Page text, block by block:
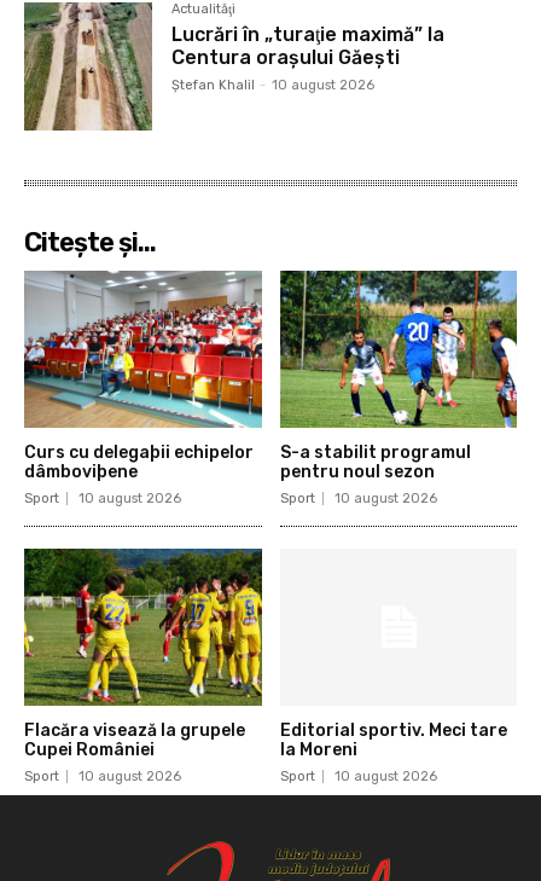
Actualităţi
Lucrări în „turaţie maximă” la
Centura oraşului Găeşti
Ştefan Khalil - 10 august 2026
Citeşte şi...
Curs cu delegaþii echipelor
dâmboviþene
Sport 10 august 2026
S-a stabilit programul
pentru noul sezon
Sport 10 august 2026
Flacăra visează la grupele
Cupei României
Sport 10 august 2026
Editorial sportiv. Meci tare
la Moreni
Sport 10 august 2026